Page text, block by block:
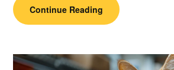
Continue Reading